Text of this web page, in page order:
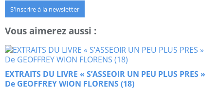
S'inscrire à la newsletter
Vous aimerez aussi :
EXTRAITS DU LIVRE « S’ASSEOIR UN PEU PLUS PRES »
De GEOFFREY WION FLORENS (18)